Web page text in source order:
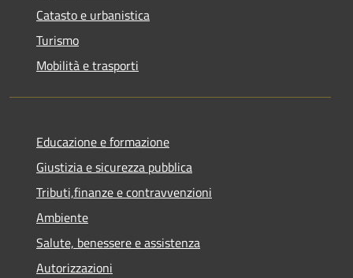
Catasto e urbanistica
Turismo
Mobilità e trasporti
Educazione e formazione
Giustizia e sicurezza pubblica
Tributi,finanze e contravvenzioni
Ambiente
Salute, benessere e assistenza
Autorizzazioni